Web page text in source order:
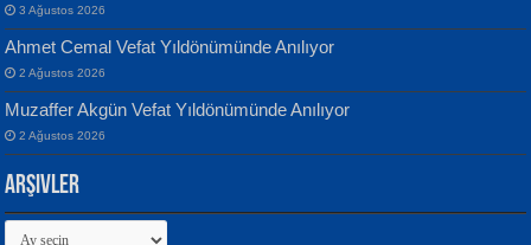
EKREM KARABABA
İsmail Aydos
İnkisar...
3 Ağustos 2026
Ahmet Cemal Vefat Yıldönümünde Anılıyor
2 Ağustos 2026
Muzaffer Akgün Vefat Yıldönümünde Anılıyor
2 Ağustos 2026
Arşivler
Arşivler